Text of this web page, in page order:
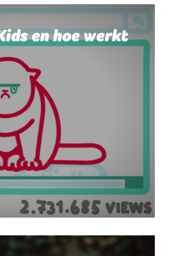
en hoe werkt